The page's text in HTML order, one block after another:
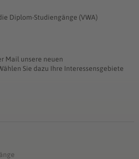
Diplom-Studiengänge (VWA)
Mail unsere neuen
Sie dazu Ihre Interessensgebiete